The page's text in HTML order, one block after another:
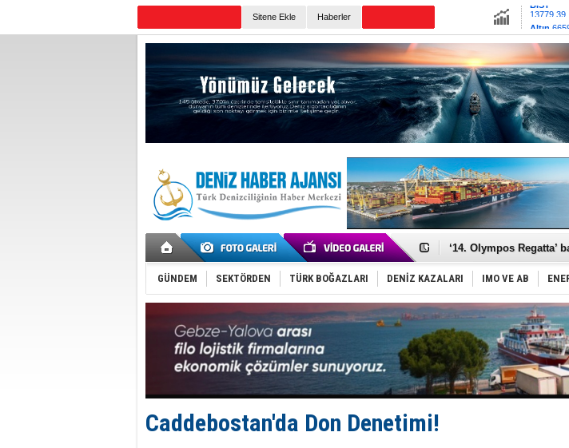
Sitene Ekle Haberler
Altın
Euro
Denizcilik sektörü,
‘14. Olympos Regatta’
Taksi Botlar, 50 yıldır
TÜRKLİM Başkanı
SOCAR da MSC Tiger’a
Türkiye'nin ‘Denizcilik
Dünyanın en tehlikeli
Hürmüz’de bekleyen
Rusya'nın gizli filosu
Keşfedildi: En büyük
D-Marin, Avrupa'nın
Van’da inşa edilen
ASEAN ilk P&I Sigorta
GÜNDEM SEKTÖRDEN TÜRK BOĞAZLARI DENİZ KAZALARI IMO VE AB
Caddebostan'da Don Denetimi!